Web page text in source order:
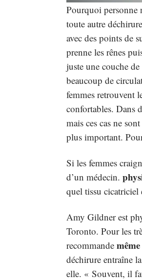
Pourquoi personne
toute autre
avec des points de
prenne les rênes
juste une couche
beaucoup de
femmes retrouvent
confortables. Dans
mais ces cas ne
plus important.
Si les femmes
d’un médecin.
quel tissu cicatriciel
Amy Gildner est
Toronto. Pour les
recommande
déchirure entraîne
elle. « Souvent, il